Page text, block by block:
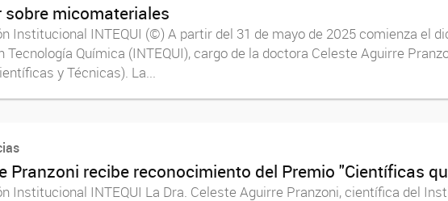
sobre micomateriales
Institucional INTEQUI (©) A partir del 31 de mayo de 2025 comienza el
Tecnología Química (INTEQUI), cargo de la doctora Celeste Aguirre
y Técnicas). La...
Pranzoni recibe reconocimiento del Premio "Científicas
Institucional INTEQUI La Dra. Celeste Aguirre Pranzoni, científica del